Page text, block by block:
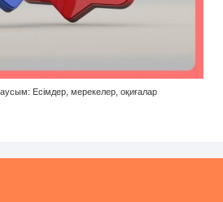
Есімдер, мерекелер, оқиғалар